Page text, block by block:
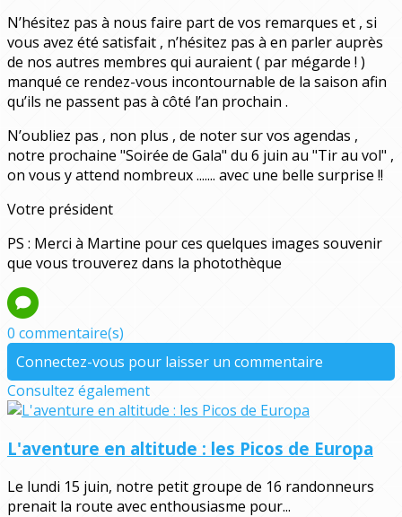
N’hésitez pas à nous faire part de vos remarques et , si
vous avez été satisfait , n’hésitez pas à en parler auprès
de nos autres membres qui auraient ( par mégarde ! )
manqué ce rendez-vous incontournable de la saison afin
qu’ils ne passent pas à côté l’an prochain .
N’oubliez pas , non plus , de noter sur vos agendas ,
notre prochaine "Soirée de Gala" du 6 juin au "Tir au vol" ,
on vous y attend nombreux ....... avec une belle surprise !!
Votre président
PS : Merci à Martine pour ces quelques images souvenir
que vous trouverez dans la photothèque
0 commentaire(s)
Connectez-vous pour laisser un commentaire
Consultez également
L'aventure en altitude : les Picos de Europa
Le lundi 15 juin, notre petit groupe de 16 randonneurs
prenait la route avec enthousiasme pour...